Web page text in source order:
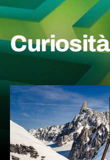
Curiosità